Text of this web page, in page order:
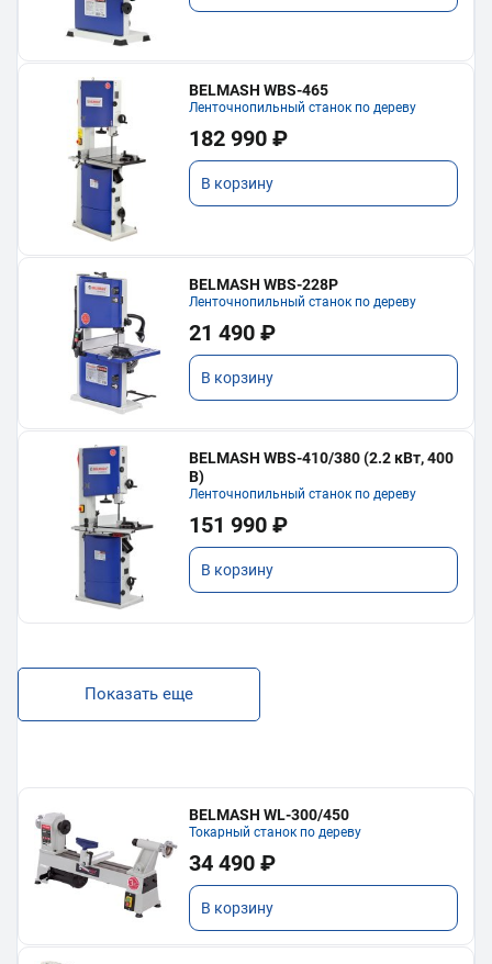
BELMASH WBS-465
Ленточнопильный станок по дереву
182 990 ₽
В корзину
BELMASH WBS-228P
Ленточнопильный станок по дереву
21 490 ₽
В корзину
BELMASH WBS-410/380 (2.2 кВт, 400
В)
Ленточнопильный станок по дереву
151 990 ₽
В корзину
Показать еще
BELMASH WL-300/450
Токарный станок по дереву
34 490 ₽
В корзину